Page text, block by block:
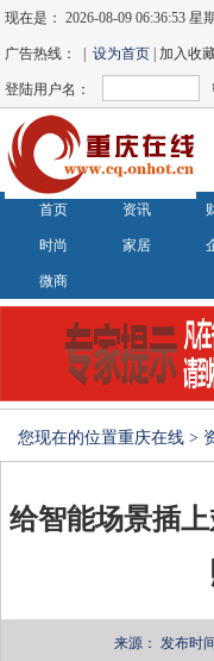
现在是：2026-08-09 06:36:54 星
广告热线： |设为首页 | 加入收
登陆用户名：
首页 资讯
时尚 家居
微商
您现在的位置重庆在线 >
给智能场景插
来源： 发布时